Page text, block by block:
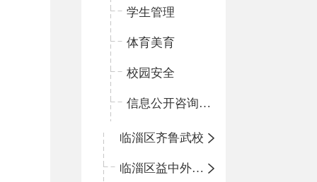
学生管理
体育美育
校园安全
信息公开咨询指南
临淄区齐鲁武校
临淄区益中外语学校